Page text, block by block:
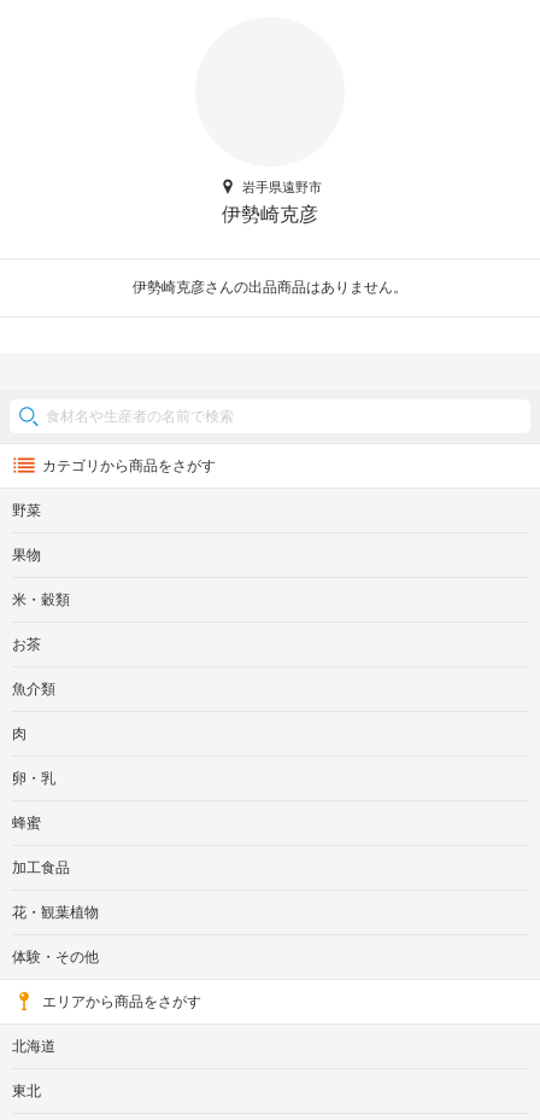
岩手県遠野市
伊勢崎克彦
伊勢崎克彦さんの出品商品はありません。
カテゴリから商品をさがす
野菜
果物
米・穀類
お茶
魚介類
肉
卵・乳
蜂蜜
加工食品
花・観葉植物
体験・その他
エリアから商品をさがす
北海道
東北